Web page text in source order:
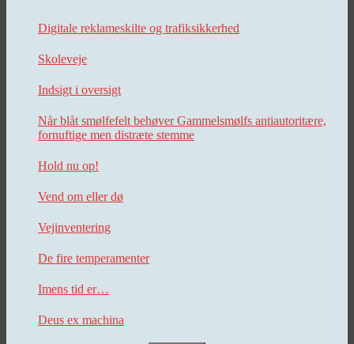
Digitale reklameskilte og trafiksikkerhed
Skoleveje
Indsigt i oversigt
Når blåt smølfefelt behøver Gammelsmølfs antiautoritære,
fornuftige men distræte stemme
Hold nu op!
Vend om eller dø
Vejinventering
De fire temperamenter
Imens tid er…
Deus ex machina